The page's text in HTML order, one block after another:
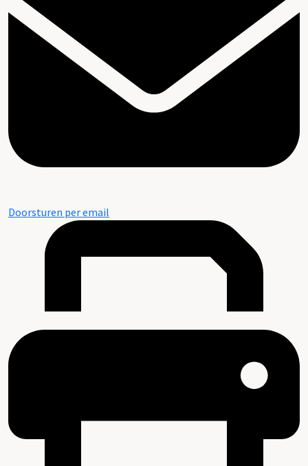
Doorsturen per email